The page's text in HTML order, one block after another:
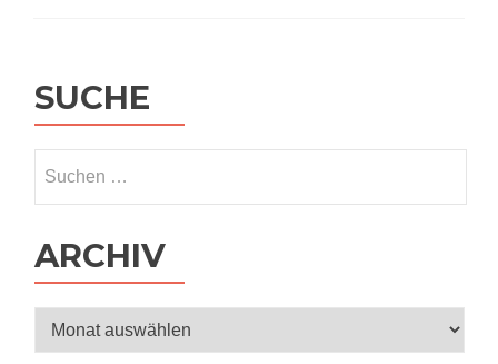
SUCHE
nach:
ARCHIV
Archiv